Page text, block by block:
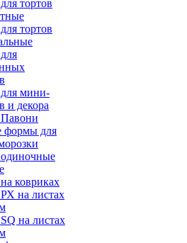
тортов
тортов
мини-
и декора
формы для
ковриках
на листах
на листах